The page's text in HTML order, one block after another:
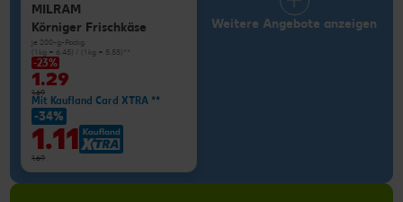
MILRAM
Körniger Frischkäse
je 200-g-Packg.
(1 kg = 6.45) / (1 kg = 5.55)**
-23%
1.29
1.69
Mit Kaufland Card XTRA **
-34%
1.11
1.69
Weitere Angebote anzeigen